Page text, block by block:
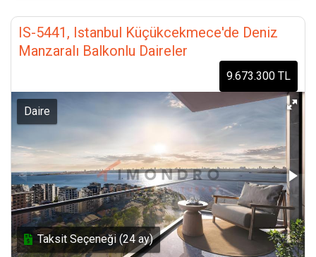
IS-5441, Istanbul Küçükcekmece'de Deniz
Manzaralı Balkonlu Daireler
9.673.300 TL
Daire
Taksit Seçeneği (24 ay)